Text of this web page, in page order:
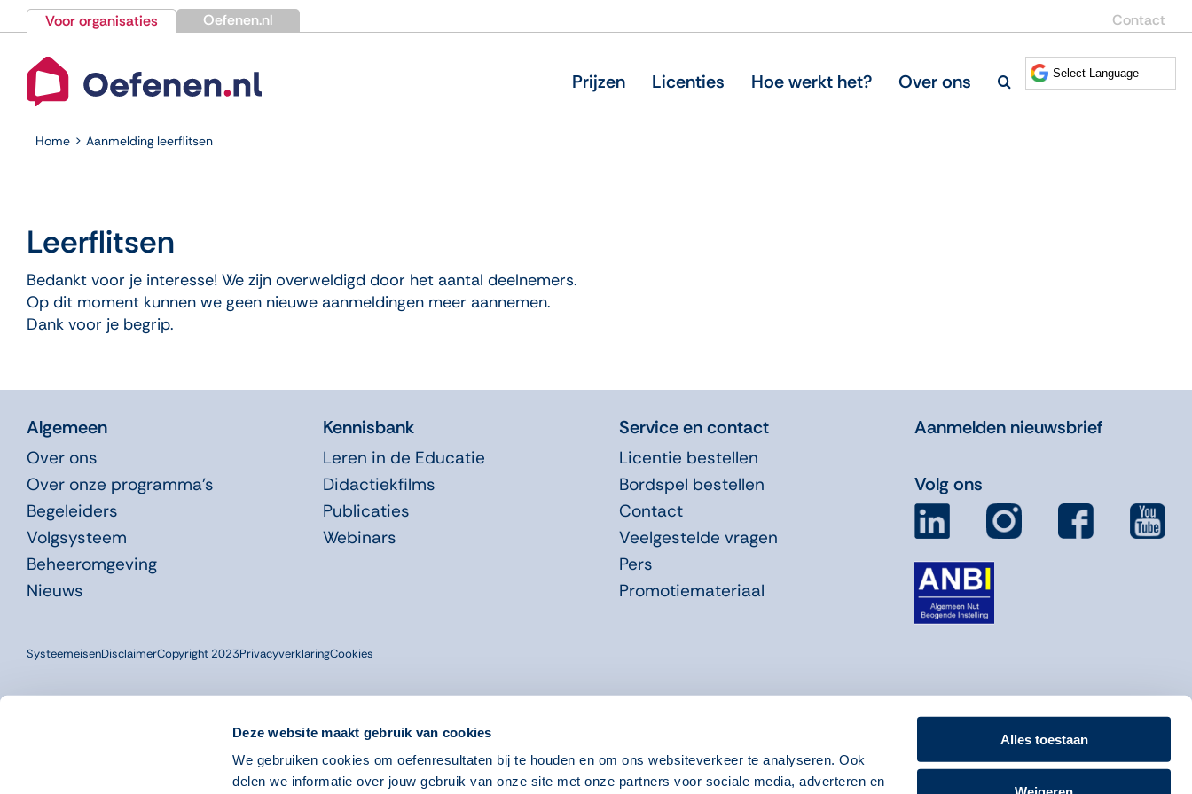
Deze website maakt gebruik van cookies
We gebruiken cookies om oefenresultaten bij te houden en om ons websiteverkeer te analyseren. Ook
delen we informatie over jouw gebruik van onze site met onze partners voor sociale media, adverteren en
Alles toestaan
naar
inhoud
Voor organisaties Oefenen.nl Contact
Prijzen Licenties Hoe werkt het? Over ons
Home Aanmelding leerflitsen
Leerflitsen
Bedankt voor je interesse! We zijn overweldigd door het aantal deelnemers.
Op dit moment kunnen we geen nieuwe aanmeldingen meer aannemen.
Dank voor je begrip.
Algemeen
Over ons
Over onze programma’s
Begeleiders
Volgsysteem
Beheeromgeving
Nieuws
Kennisbank
Leren in de Educatie
Didactiekfilms
Publicaties
Webinars
Service en contact
Licentie bestellen
Bordspel bestellen
Contact
Veelgestelde vragen
Pers
Promotiemateriaal
Aanmelden nieuwsbrief
Volg ons
SysteemeisenDisclaimerCopyright 2023PrivacyverklaringCookies